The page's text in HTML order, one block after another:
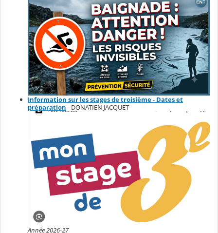
Information sur les stages de troisième - Dates et
préparation - DONATIEN JACQUET
Année 2026-27